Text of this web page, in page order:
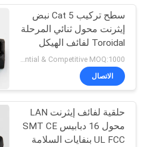
RJ45 100قاعدة T
12
سطح تركيب Cat 5 نبض
إيثرنت محول ثنائي المرحلة
Toroidal لفائف الهيكل
الاتصال
حلقية لفائف إيثرنت LAN
محول 16 دبابيس SMT CE
UL FCC بنفايات السلامة